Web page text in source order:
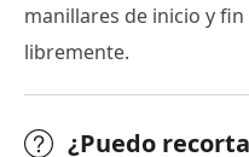
manillares de inicio y
libremente.
¿Puedo